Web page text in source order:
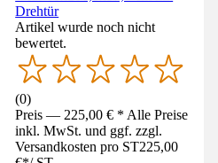
Drehtür
Artikel wurde noch nicht
bewertet.
(0)
Preis — 225,00 € * Alle Preise
inkl. MwSt. und ggf. zzgl.
Versandkosten pro ST225,00